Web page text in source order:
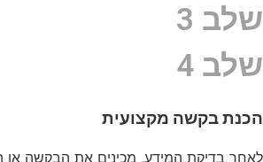
שלב 3
שלב 4
הכנת בקשה מקצועית
לאחר בדיקת המידע, מכינים את הבקשה או